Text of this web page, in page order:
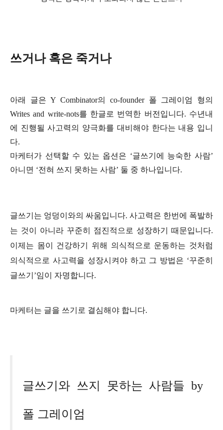
쓰거나 혹은 죽거나
아래 글은 Y Combinator의 co-founder 폴 그레이엄 형의
Writes and write-nots를 한글로 번역한 버전입니다. 수년내
에 진행될 사고력의 양극화를 대비해야 한다는 내용 입니
다.
마케터가 선택할 수 있는 옵션은 ‘글쓰기에 능숙한 사람’
아니면 ‘전혀 쓰지 못하는 사람’ 둘 중 하나입니다.
글쓰기는 엉덩이와의 싸움입니다. 사고력은 한번에 폭발하
는 것이 아니라 꾸준히 점진적으로 성장하기 때문입니다.
이제는 몸이 건강하기 위해 의식적으로 운동하는 것처럼
의식적으로 사고력을 성장시켜야 하고 그 방법은 ‘꾸준히
글쓰기’임이 자명합니다.
마케터는 글을 쓰기로 결심해야 합니다.
글쓰기와 쓰지 못하는 사람들 by
폴 그레이엄